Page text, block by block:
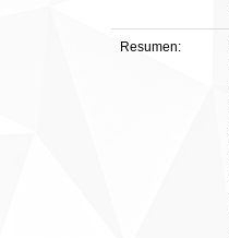
Resumen: